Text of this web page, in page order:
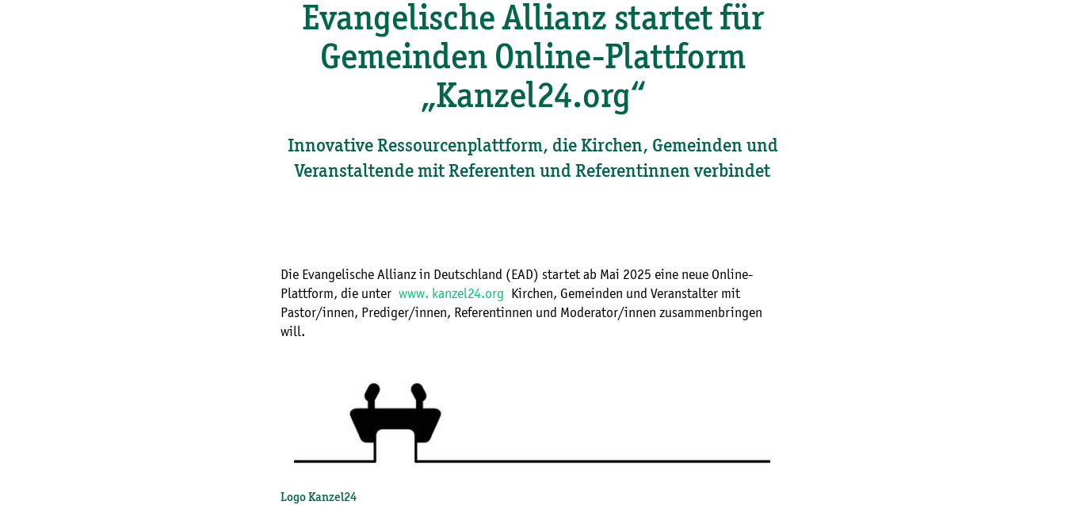
Evangelische Allianz startet für
Gemeinden Online-Plattform
„Kanzel24.org“
Innovative Ressourcenplattform, die Kirchen, Gemeinden und
Veranstaltende mit Referenten und Referentinnen verbindet
Die Evangelische Allianz in Deutschland (EAD) startet ab Mai 2025 eine neue Online-
Plattform, die unter www. kanzel24.org Kirchen, Gemeinden und Veranstalter mit
Pastor/innen, Prediger/innen, Referentinnen und Moderator/innen zusammenbringen
will.
Logo Kanzel24